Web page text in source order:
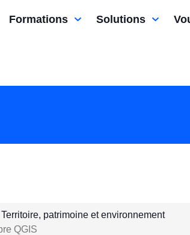
Formations Solutions
Territoire, patrimoine et environnement
QGIS